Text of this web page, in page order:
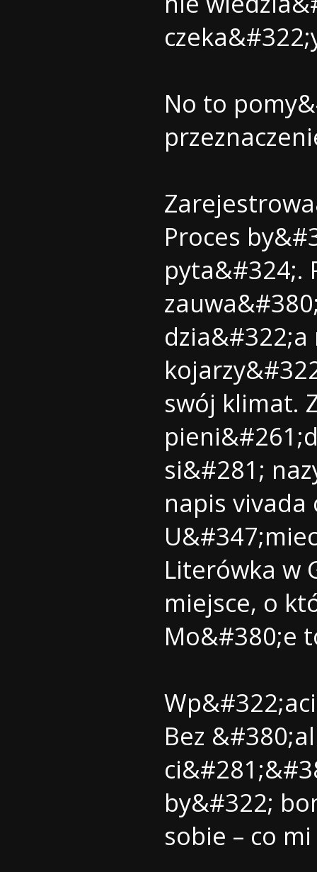
No to
Proces
pyta&#324;.
swój klimat.
si&#281;
napis vivada
Literówka w
miejsce, o
Mo&#380;e
Bez
by&#322;
sobie – co